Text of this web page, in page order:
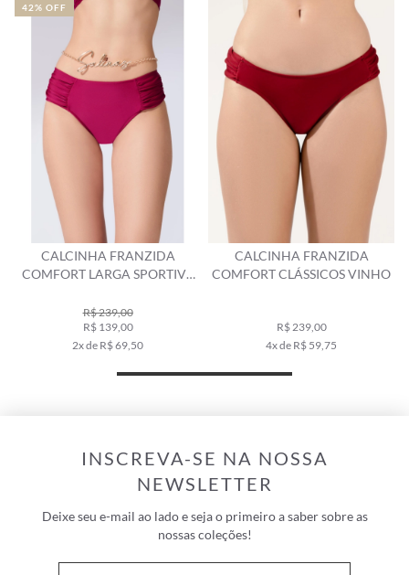
CALCINHA FRANZIDA
COMFORT LARGA SPORTIVA
R$ 239,00
R$ 139,00
2x de R$ 69,50
42% OFF
CALCINHA FRANZIDA
COMFORT CLÁSSICOS VINHO
R$ 239,00
4x de R$ 59,75
INSCREVA-SE NA NOSSA
NEWSLETTER
Deixe seu e-mail ao lado e seja o primeiro a saber sobre as
nossas coleções!